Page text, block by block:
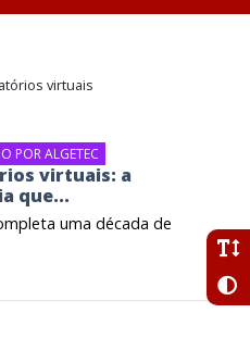
virtuais
POR ALGETEC
virtuais: a
que...
uma década de